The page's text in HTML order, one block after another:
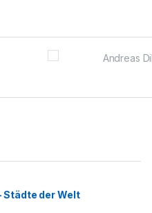
Städte der Welt